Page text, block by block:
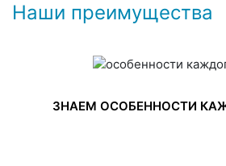
Наши преимущества
ЗНАЕМ ОСОБЕННОСТИ